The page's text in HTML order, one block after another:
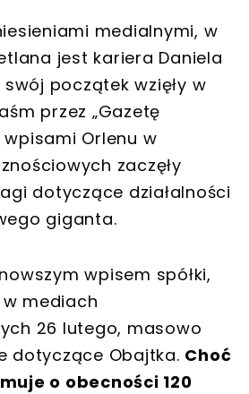
medialnymi, w
jest kariera Daniela
początek wzięły w
przez „Gazetę
Orlenu w
zaczęły
dotyczące działalności
giganta.
wpisem spółki,
mediach
26 lutego, masowo
dotyczące Obajtka. Choć
o obecności 120